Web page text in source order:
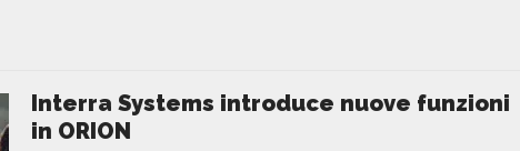
Interra Systems introduce nuove funzioni
in ORION